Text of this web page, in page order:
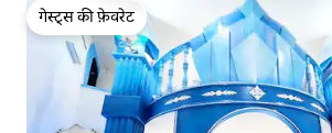
गेस्ट्स की फ़ेवरेट
गेस्ट्स की फ़ेवरेट